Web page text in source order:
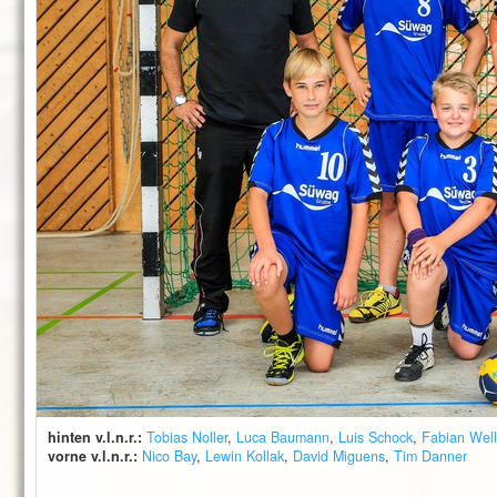
hinten v.l.n.r.: Tobias Noller, Luca Baumann, Luis Schock, Fabian
vorne v.l.n.r.: Nico Bay, Lewin Kollak, David Miguens, Tim Danner